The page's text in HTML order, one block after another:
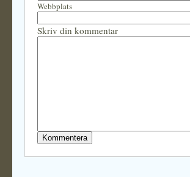
Webbplats
Skriv din kommentar